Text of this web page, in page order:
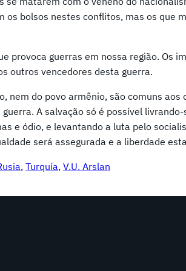
os bolsos nestes conflitos, mas os que
provoca guerras em nossa região. Os
outros vencedores desta guerra.
nem do povo armênio, são comuns aos
A salvação só é possível
e ódio, e levantando a luta pelo
será assegurada e a liberdade
, Turquía, V.U. Arslan